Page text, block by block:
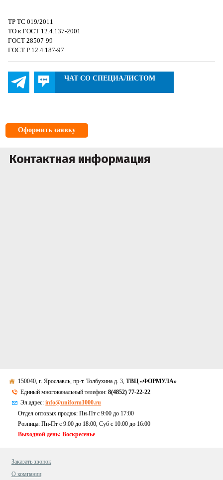
ТР ТС 019/2011
ТО к ГОСТ 12.4.137-2001
ГОСТ 28507-99
ГОСТ Р 12.4.187-97
ЧАТ СО СПЕЦИАЛИСТОМ
Оформить заявку
Контактная информация
150040, г. Ярославль, пр-т. Толбухина д. 3,ТВЦ «ФОРМУЛА»
Единый многоканальный телефон:8(4852) 77-22-22
Эл.адрес:info@uniform1000.ru
Отдел оптовых продаж: Пн-Пт с 9:00 до 17:00
Розница: Пн-Пт с 9:00 до 18:00, Суб c 10:00 до 16:00
Выходной день: Воскресенье
Заказать звонок
О компании